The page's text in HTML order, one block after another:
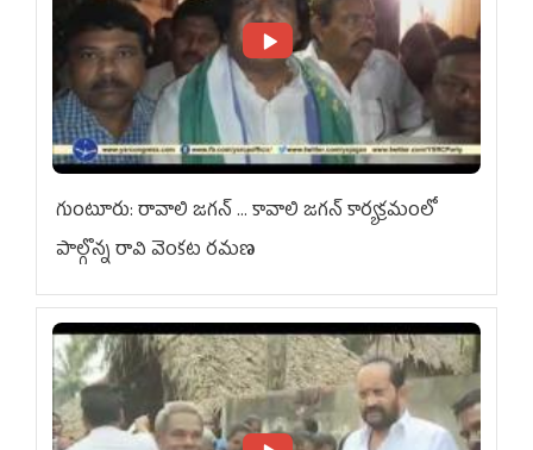
గుంటూరు: రావాలి జగన్ ... కావాలి జగన్ కార్యక్రమంలో
పాల్గొన్న రావి వెంకట రమణ